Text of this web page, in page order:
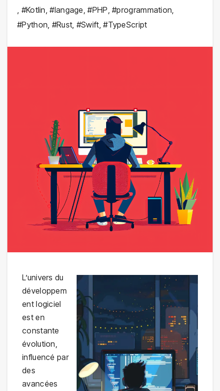
, #Kotlin,#langage,#PHP,#programmation,
#Python, #Rust, #Swift,#TypeScript
L’univers du
développem
ent logiciel
est en
constante
évolution,
influencé par
des
avancées